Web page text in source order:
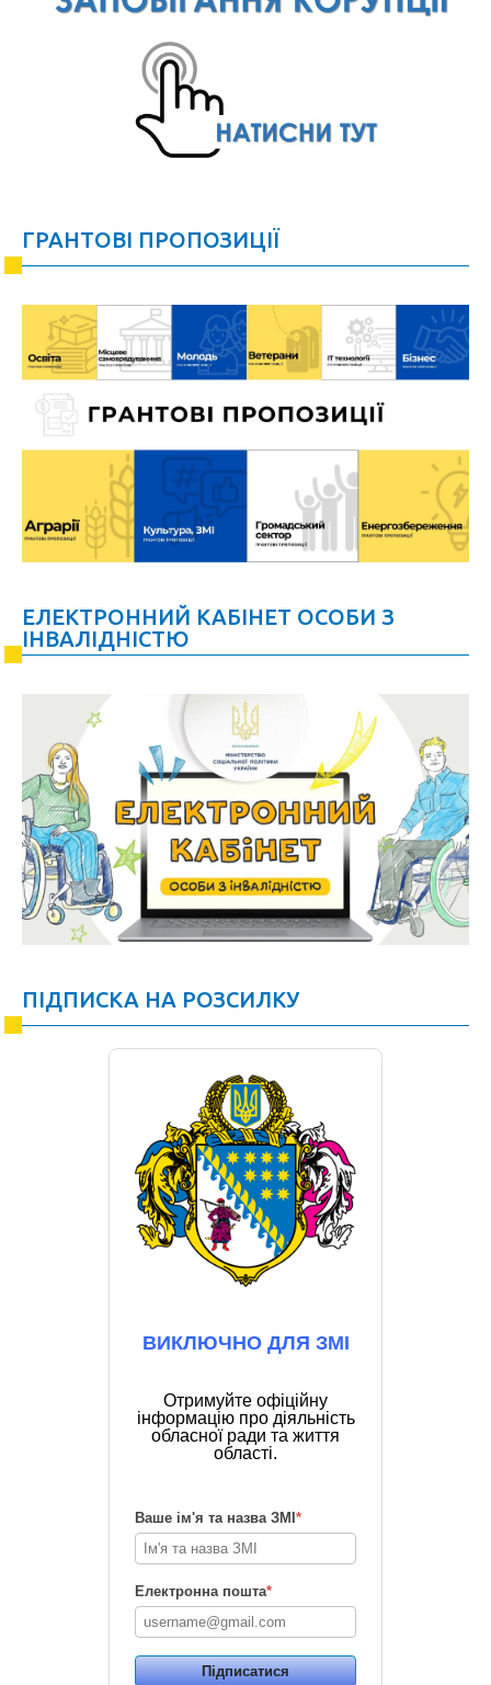
ГРАНТОВІ ПРОПОЗИЦІЇ
ЕЛЕКТРОННИЙ КАБІНЕТ ОСОБИ З
ІНВАЛІДНІСТЮ
ПІДПИСКА НА РОЗСИЛКУ
ВИКЛЮЧНО ДЛЯ ЗМІ
Отримуйте офіційну
інформацію про діяльність
обласної ради та життя
області.
Ваше ім'я та назва ЗМІ *
Електронна пошта*
Підписатися